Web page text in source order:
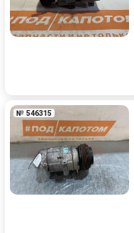
№ 546315